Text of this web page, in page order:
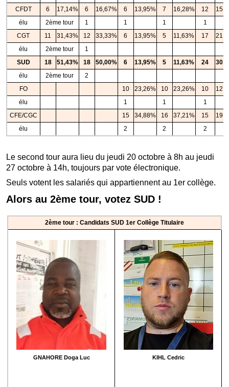
CFDT
6 17,14% 6 16,67% 6 13,95% 7 16,28% 12
élu
2ème tour 1 1 1
1
CGT
11 31,43% 12 33,33% 6 13,95% 5 11,63% 17
élu
2ème tour
1
SUD
18 51,43% 18 50,00% 6 13,95% 5 11,63% 24
élu
2ème tour
2
FO
10 23,26% 10 23,26% 10
élu
1 1
1
CFE/CGC
15 34,88% 16 37,21% 15
élu
2 2 2
Le second tour aura lieu du jeudi 20 octobre à 8h au jeudi
27 octobre à 14h, toujours par vote électronique.
Seuls votent les salariés qui appartiennent au 1er collège.
Alors au 2ème tour, votez SUD !
2ème tour : Candidats SUD 1er Collège Titulaire
GNAHORE Doga Luc KIHL Cedric